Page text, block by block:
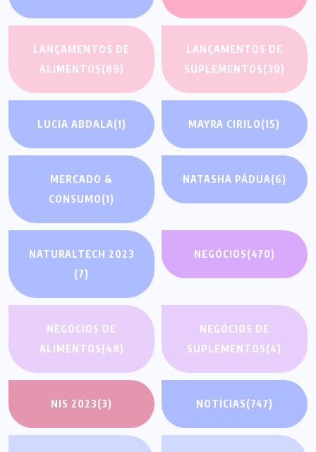
LANÇAMENTOS DE
ALIMENTOS(89)
LANÇAMENTOS DE
SUPLEMENTOS(30)
LUCIA ABDALA(1) MAYRA CIRILO(15)
MERCADO &
CONSUMO(1)
NATASHA PÁDUA(6)
NATURALTECH 2023
(7)
NEGÓCIOS(470)
NEGÓCIOS DE
ALIMENTOS(48)
NEGÓCIOS DE
SUPLEMENTOS(4)
NIS 2023(3) NOTÍCIAS(747)